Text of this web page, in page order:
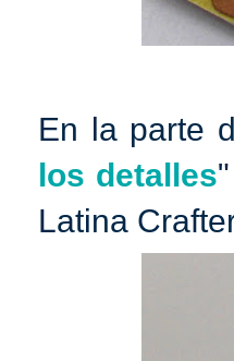
En la parte
los detalles
Latina